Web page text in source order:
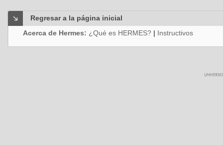
Regresar a la página inicial
Acerca de Hermes: ¿Qué es HERMES? | Instructivos